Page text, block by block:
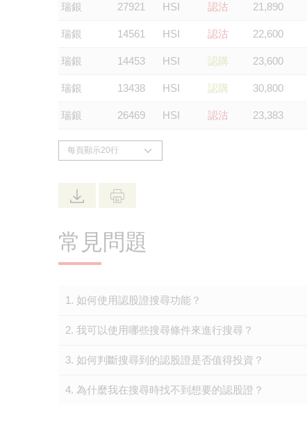
瑞銀 27921 HSI 認沽 21,890
瑞銀 14561 HSI 認沽 22,600
瑞銀 14453 HSI 認購 23,600
瑞銀 13438 HSI 認購 30,800
瑞銀 26469 HSI 認沽 23,383
常見問題
1. 如何使用認股證搜尋功能？
2. 我可以使用哪些搜尋條件來進行搜尋？
3. 如何判斷搜尋到的認股證是否值得投資？
4. 為什麼我在搜尋時找不到想要的認股證？